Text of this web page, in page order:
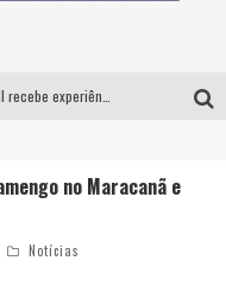
29ª edição do Festival Cultura e Gastronomia de Tiradentes ocupa a cidade entre 21 e 30 de agosto, com o tema Minas Lusitânia
no Maracanã e
Notícias